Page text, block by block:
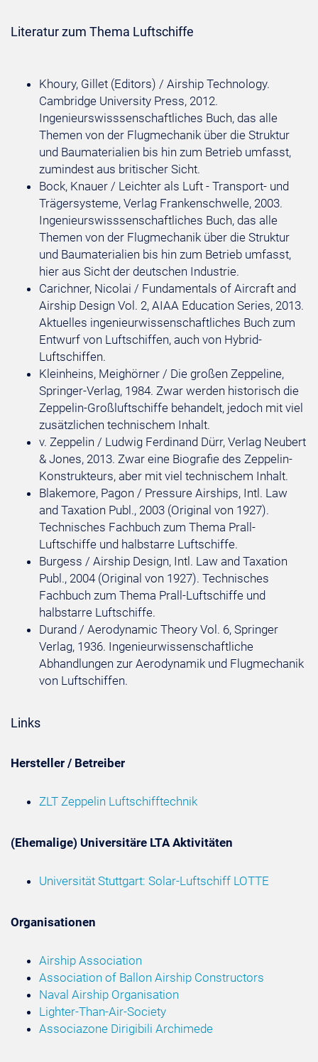
Literatur zum Thema Luftschiffe
Khoury, Gillet (Editors) / Airship Technology.
Cambridge University Press, 2012.
Ingenieurswisssenschaftliches Buch, das alle
Themen von der Flugmechanik über die Struktur
und Baumaterialien bis hin zum Betrieb umfasst,
zumindest aus britischer Sicht.
Bock, Knauer / Leichter als Luft - Transport- und
Trägersysteme, Verlag Frankenschwelle, 2003.
Ingenieurswisssenschaftliches Buch, das alle
Themen von der Flugmechanik über die Struktur
und Baumaterialien bis hin zum Betrieb umfasst,
hier aus Sicht der deutschen Industrie.
Carichner, Nicolai / Fundamentals of Aircraft and
Airship Design Vol. 2, AIAA Education Series, 2013.
Aktuelles ingenieurwissenschaftliches Buch zum
Entwurf von Luftschiffen, auch von Hybrid-
Luftschiffen.
Kleinheins, Meighörner / Die großen Zeppeline,
Springer-Verlag, 1984. Zwar werden historisch die
Zeppelin-Großluftschiffe behandelt, jedoch mit viel
zusätzlichen technischem Inhalt.
v. Zeppelin / Ludwig Ferdinand Dürr, Verlag Neubert
& Jones, 2013. Zwar eine Biografie des Zeppelin-
Konstrukteurs, aber mit viel technischem Inhalt.
Blakemore, Pagon / Pressure Airships, Intl. Law
and Taxation Publ., 2003 (Original von 1927).
Technisches Fachbuch zum Thema Prall-
Luftschiffe und halbstarre Luftschiffe.
Burgess / Airship Design, Intl. Law and Taxation
Publ., 2004 (Original von 1927). Technisches
Fachbuch zum Thema Prall-Luftschiffe und
halbstarre Luftschiffe.
Durand / Aerodynamic Theory Vol. 6, Springer
Verlag, 1936. Ingenieurwissenschaftliche
Abhandlungen zur Aerodynamik und Flugmechanik
von Luftschiffen.
Links
Hersteller / Betreiber
ZLT Zeppelin Luftschifftechnik
(Ehemalige) Universitäre LTA Aktivitäten
Universität Stuttgart: Solar-Luftschiff LOTTE
Organisationen
Airship Association
Association of Ballon Airship Constructors
Naval Airship Organisation
Lighter-Than-Air-Society
Associazone Dirigibili Archimede